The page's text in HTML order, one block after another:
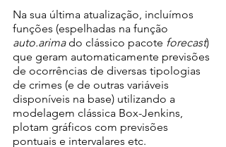
Na sua última atualização, incluímos
funções (espelhadas na função
auto.arima do clássico pacote forecast)
que geram automaticamente previsões
de ocorrências de diversas tipologias
de crimes (e de outras variáveis
disponíveis na base) utilizando a
modelagem clássica Box-Jenkins,
plotam gráficos com previsões
pontuais e intervalares etc.